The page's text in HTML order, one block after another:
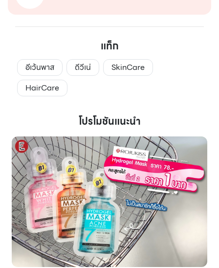
แท็ก
อีเว้นพาส ดีวีเน่
SkinCare
HairCare
โปรโมชันแนะนำ